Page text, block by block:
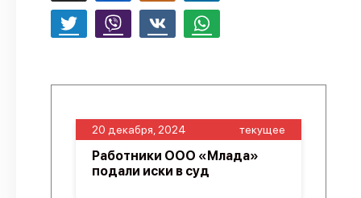
20 декабря, 2024 текущее
Работники ООО «Млада»
подали иски в суд